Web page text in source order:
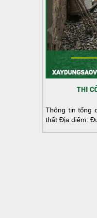
THI
Thông tin tổng
thất Địa điểm: